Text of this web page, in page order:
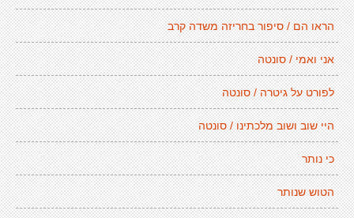
הראו הם / סיפור בחריזה משדה קרב
אני ואמי / סונטה
לפורט על גיטרה / סונטה
היי שוב ושוב מלכתינו / סונטה
כי נותר
הטוש שנותר